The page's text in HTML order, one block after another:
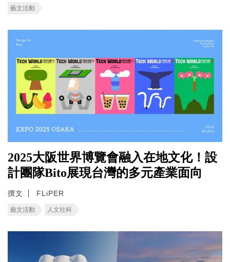
藝文活動
2025大阪世界博覽會融入在地文化！設
計團隊Bito展現台灣的多元產業面向
撰文 FLiPER
藝文活動 人文社科